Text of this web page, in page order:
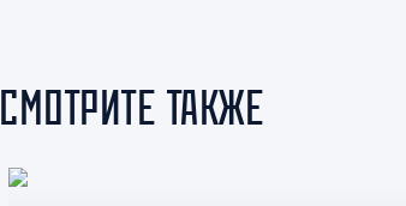
СМОТРИТЕ ТАКЖЕ